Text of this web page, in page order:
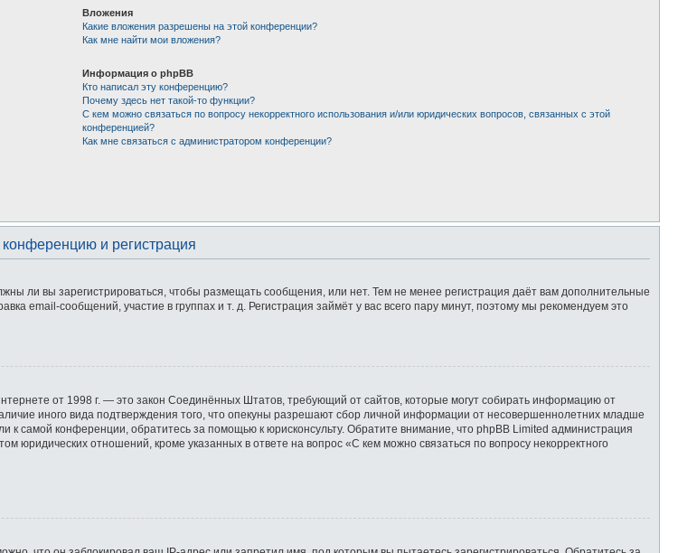
Вложения
Какие вложения разрешены на этой конференции?
Как мне найти мои вложения?
Информация о phpBB
Кто написал эту конференцию?
Почему здесь нет такой-то функции?
С кем можно связаться по вопросу некорректного использования и/или юридических вопросов, связанных с этой
конференцией?
Как мне связаться с администратором конференции?
и регистрация
ли вы зарегистрироваться, чтобы размещать сообщения, или нет. Тем не менее регистрация даёт вам дополнительные
email-сообщений, участие в группах и т. д. Регистрация займёт у вас всего пару минут, поэтому мы рекомендуем это
от 1998 г. — это закон Соединённых Штатов, требующий от сайтов, которые могут собирать информацию от
иного вида подтверждения того, что опекуны разрешают сбор личной информации от несовершеннолетних младше
самой конференции, обратитесь за помощью к юрисконсульту. Обратите внимание, что phpBB Limited администрация
отношений, кроме указанных в ответе на вопрос «С кем можно связаться по вопросу некорректного